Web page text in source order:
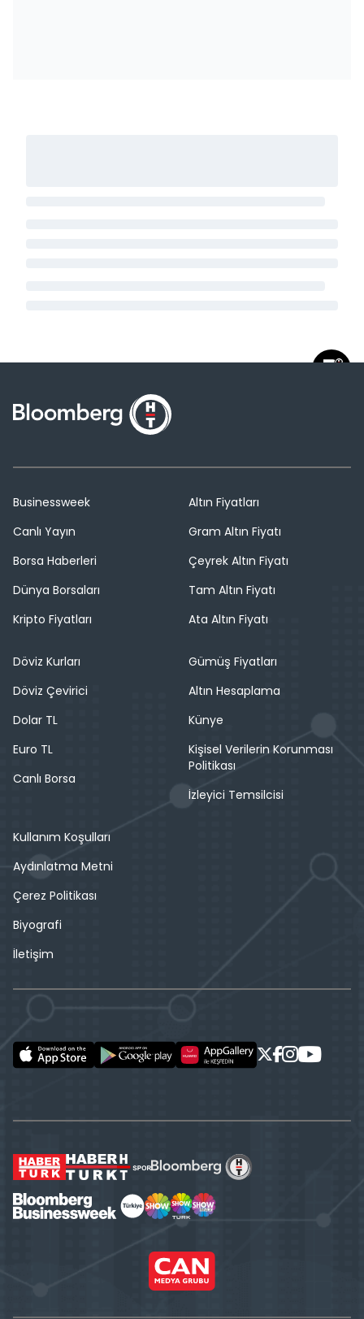
Businessweek
Canlı Yayın
Borsa Haberleri
Dünya Borsaları
Kripto Fiyatları
Altın Fiyatları
Gram Altın Fiyatı
Çeyrek Altın Fiyatı
Tam Altın Fiyatı
Ata Altın Fiyatı
Döviz Kurları
Döviz Çevirici
Dolar TL
Euro TL
Canlı Borsa
Gümüş Fiyatları
Altın Hesaplama
Künye
Kişisel Verilerin Korunması
Politikası
İzleyici Temsilcisi
Kullanım Koşulları
Aydınlatma Metni
Çerez Politikası
Biyografi
İletişim